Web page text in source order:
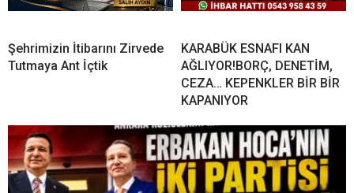
Şehrimizin İtibarını Zirvede
Tutmaya Ant İçtik
KARABÜK ESNAFI KAN
AĞLIYOR!BORÇ, DENETİM,
CEZA… KEPENKLER BİR BİR
KAPANIYOR